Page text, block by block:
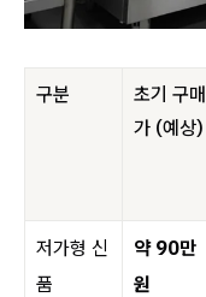
구분
초기 구매
가 (예상)
저가형 신
품
약 90만
원